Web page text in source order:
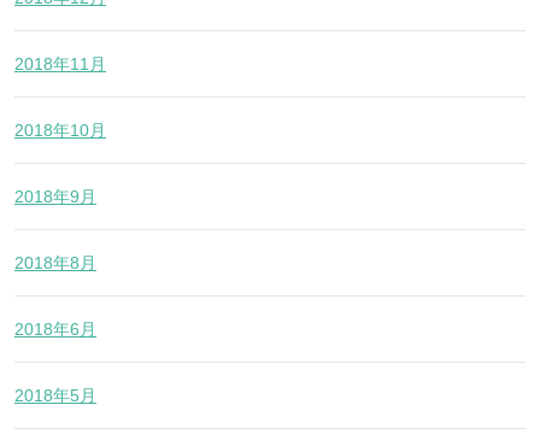
2018年11月
2018年10月
2018年9月
2018年8月
2018年6月
2018年5月